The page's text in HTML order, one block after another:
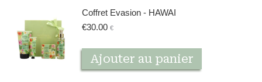
Coffret Evasion - HAWAI
€30.00 €
Ajouter au panier